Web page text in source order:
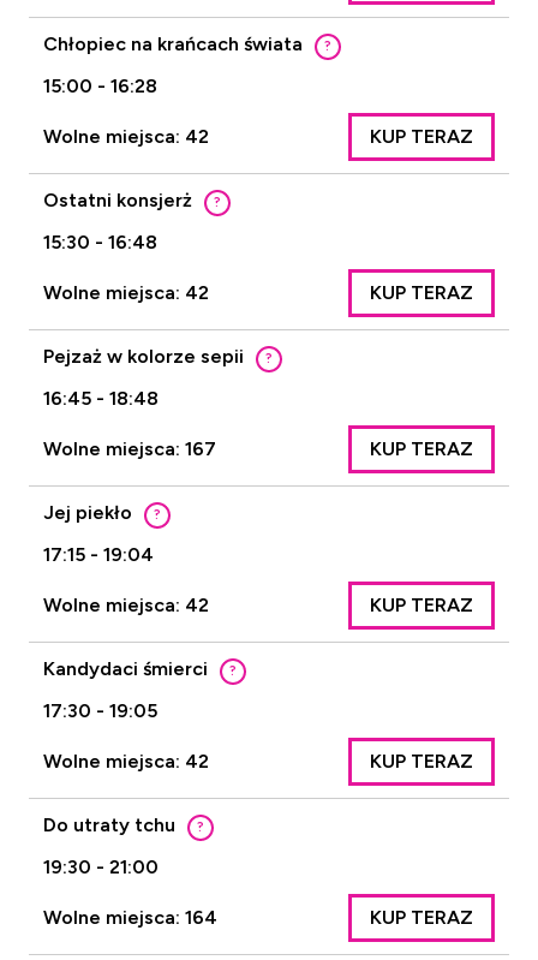
Chłopiec na krańcach świata ?
15:00 - 16:28
Wolne miejsca: 42 KUP TERAZ
Ostatni konsjerż ?
15:30 - 16:48
Wolne miejsca: 42 KUP TERAZ
Pejzaż w kolorze sepii ?
16:45 - 18:48
Wolne miejsca: 167 KUP TERAZ
Jej piekło ?
17:15 - 19:04
Wolne miejsca: 42 KUP TERAZ
Kandydaci śmierci ?
17:30 - 19:05
Wolne miejsca: 42 KUP TERAZ
Do utraty tchu ?
19:30 - 21:00
Wolne miejsca: 164 KUP TERAZ